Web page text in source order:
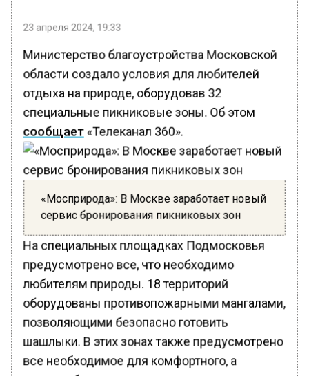
23 апреля 2024, 19:33
Министерство благоустройства Московской
области создало условия для любителей
отдыха на природе, оборудовав 32
специальные пикниковые зоны. Об этом
сообщает«Телеканал 360».
«Мосприрода»: В Москве заработает новый
сервис бронирования пикниковых зон
На специальных площадках Подмосковья
предусмотрено все, что необходимо
любителям природы. 18 территорий
оборудованы противопожарными мангалами,
позволяющими безопасно готовить
шашлыки. В этих зонах также предусмотрено
все необходимое для комфортного, а